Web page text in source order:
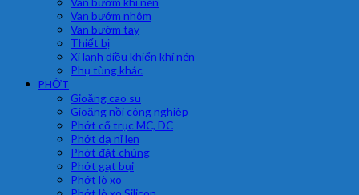
Van bướm nhôm
Van bướm tay
Thiết bị
Xi lanh điều khiển khí nén
Phụ tùng khác
PHỚT
Gioăng cao su
Gioăng nồi công nghiệp
Phớt cổ trục MC, DC
Phớt dạ nỉ len
Phớt đặt chủng
Phớt gạt bụi
Phớt lò xo